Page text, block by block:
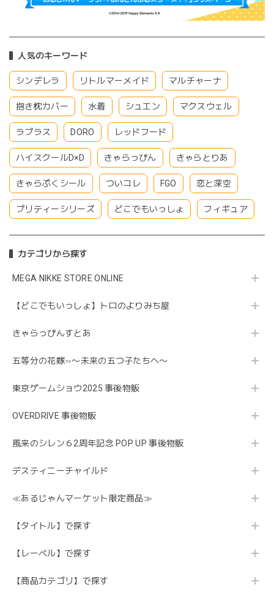
人気のキーワード
シンデレラ リトルマーメイド マルチャーナ
抱き枕カバー 水着 シュエン マクスウェル
ラプラス DORO レッドフード
ハイスクールD×D きゃらっぴん きゃらとりあ
きゃらぷくシール ついコレ FGO 恋と深空
プリティーシリーズ どこでもいっしょ フィギュア
カテゴリから探す
MEGA NIKKE STORE ONLINE
【どこでもいっしょ】トロのよりみち屋
きゃらっぴんすとあ
五等分の花嫁∽〜未来の五つ子たちへ〜
東京ゲームショウ2025 事後物販
OVERDRIVE 事後物販
風来のシレン６2周年記念 POP UP 事後物販
デスティニーチャイルド
≪あるじゃんマーケット限定商品≫
【タイトル】で探す
【レーベル】で探す
【商品カテゴリ】で探す